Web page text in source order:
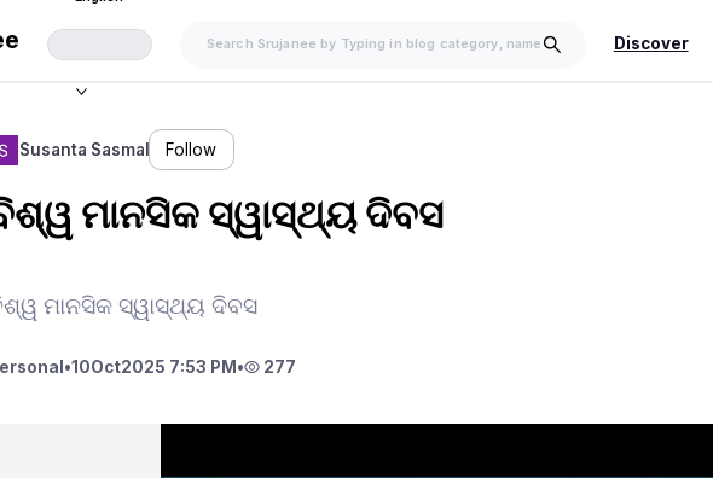
Discover
Susanta Sasmal Follow
ମାନସିକ ସ୍ୱାସ୍ଥ୍ୟ ଦିବସ
ମାନସିକ ସ୍ୱାସ୍ଥ୍ୟ ଦିବସ
•10Oct2025 7:53 PM • 277